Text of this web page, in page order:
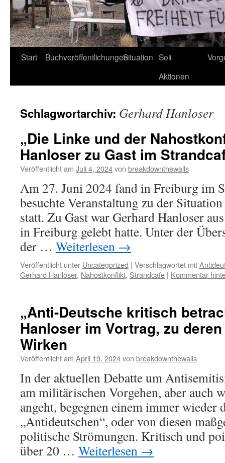
Start BuchveröffentlichungenSituation Soli-
Aktionen
Schlagwortarchiv: Gerhard Hanloser
„Die Linke und der
Hanloser zu Gast im
Veröffentlicht am Juli 4, 2024von breakdownthewalls
Am 27. Juni 2024 fand in Freiburg im
besuchte Veranstaltung zu der
statt. Zu Gast war Gerhard Hanloser
in Freiburg gelebt hatte. Unter der
der … Weiterlesen →
Veröffentlicht unter Uncategorized | Verschlagwortet mit
Gerhard Hanloser, Nahostkonflikt, Strandcafe | Kommentar
„Anti-Deutsche kritisch
Hanloser im Vortrag, zu
Wirken
Veröffentlicht am April 19, 2024von breakdownthewalls
In der aktuellen Debatte um
am militärischen Vorgehen, aber auch
angeht, begegnen einem immer wieder
„Antideutschen“, oder von diesen
politische Strömungen. Kritisch und
über 20 … Weiterlesen →